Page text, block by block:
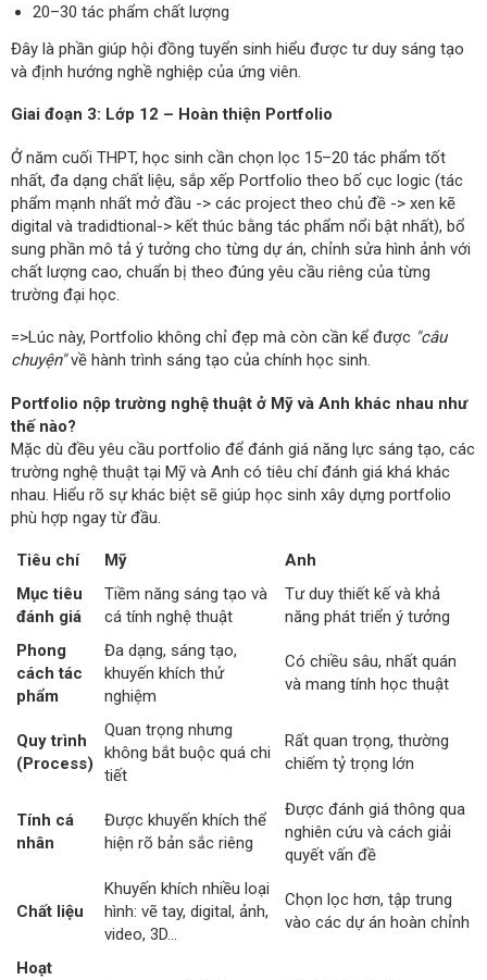
20–30 tác phẩm chất lượng
Đây là phần giúp hội đồng tuyển sinh hiểu được tư duy sáng tạo
và định hướng nghề nghiệp của ứng viên.
Giai đoạn 3: Lớp 12 – Hoàn thiện Portfolio
Ở năm cuối THPT, học sinh cần chọn lọc 15–20 tác phẩm tốt
nhất, đa dạng chất liệu, sắp xếp Portfolio theo bố cục logic (tác
phẩm mạnh nhất mở đầu -> các project theo chủ đề -> xen kẽ
digital và tradidtional-> kết thúc bằng tác phẩm nổi bật nhất), bổ
sung phần mô tả ý tưởng cho từng dự án, chỉnh sửa hình ảnh với
chất lượng cao, chuẩn bị theo đúng yêu cầu riêng của từng
trường đại học.
=>Lúc này, Portfolio không chỉ đẹp mà còn cần kể được "câu
chuyện"về hành trình sáng tạo của chính học sinh.
Portfolio nộp trường nghệ thuật ở Mỹ và Anh khác nhau như
thế nào?
Mặc dù đều yêu cầu portfolio để đánh giá năng lực sáng tạo, các
trường nghệ thuật tại Mỹ và Anh có tiêu chí đánh giá khá khác
nhau. Hiểu rõ sự khác biệt sẽ giúp học sinh xây dựng portfolio
phù hợp ngay từ đầu.
Tiêu chí Mỹ
Anh
Mục tiêu
đánh giá
Tiềm năng sáng tạo và
cá tính nghệ thuật
Tư duy thiết kế và khả
năng phát triển ý tưởng
Phong
cách tác
phẩm
Đa dạng, sáng tạo,
khuyến khích thử
nghiệm
Có chiều sâu, nhất quán
và mang tính học thuật
Quy trình
(Process)
Quan trọng nhưng
không bắt buộc quá chi
tiết
Rất quan trọng, thường
chiếm tỷ trọng lớn
Tính cá
nhân
Được khuyến khích thể
hiện rõ bản sắc riêng
Được đánh giá thông qua
nghiên cứu và cách giải
quyết vấn đề
Chất liệu
Khuyến khích nhiều loại
hình: vẽ tay, digital, ảnh,
video, 3D…
Chọn lọc hơn, tập trung
vào các dự án hoàn chỉnh
Hoạt